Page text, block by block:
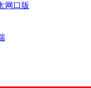
网口版